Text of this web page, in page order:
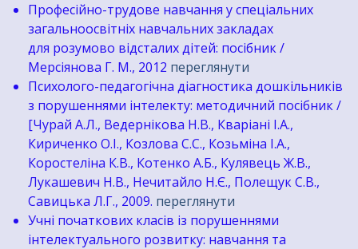
Професійно-трудове навчання у спеціальних
загальноосвітніх навчальних закладах
для розумово відсталих дітей: посібник /
Мерсіянова Г. М., 2012 переглянути
Психолого-педагогічна діагностика дошкільників
з порушеннями інтелекту: методичний посібник /
[Чурай А.Л., Ведернікова Н.В., Кваріані І.А.,
Кириченко О.І., Козлова С.С., Козьміна І.А.,
Коростеліна К.В., Котенко А.Б., Кулявець Ж.В.,
Лукашевич Н.В., Нечитайло Н.Є., Полещук С.В.,
Савицька Л.Г., 2009. переглянути
Учні початкових класів із порушеннями
інтелектуального розвитку: навчання та